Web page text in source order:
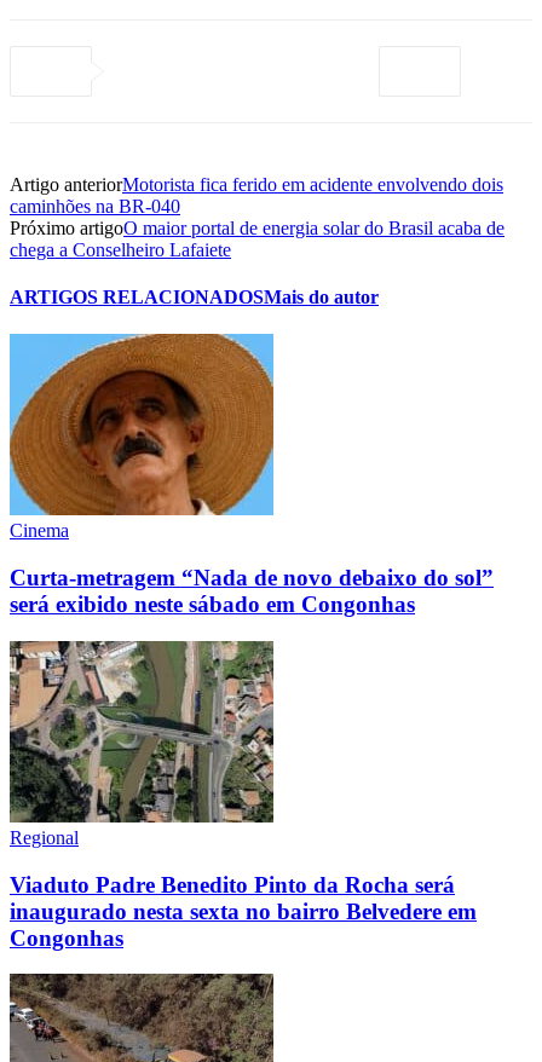
Artigo anteriorMotorista fica ferido em acidente envolvendo dois
caminhões na BR-040
Próximo artigoO maior portal de energia solar do Brasil acaba de
chega a Conselheiro Lafaiete
ARTIGOS RELACIONADOSMais do autor
Cinema
Curta-metragem “Nada de novo debaixo do sol”
será exibido neste sábado em Congonhas
Regional
Viaduto Padre Benedito Pinto da Rocha será
inaugurado nesta sexta no bairro Belvedere em
Congonhas